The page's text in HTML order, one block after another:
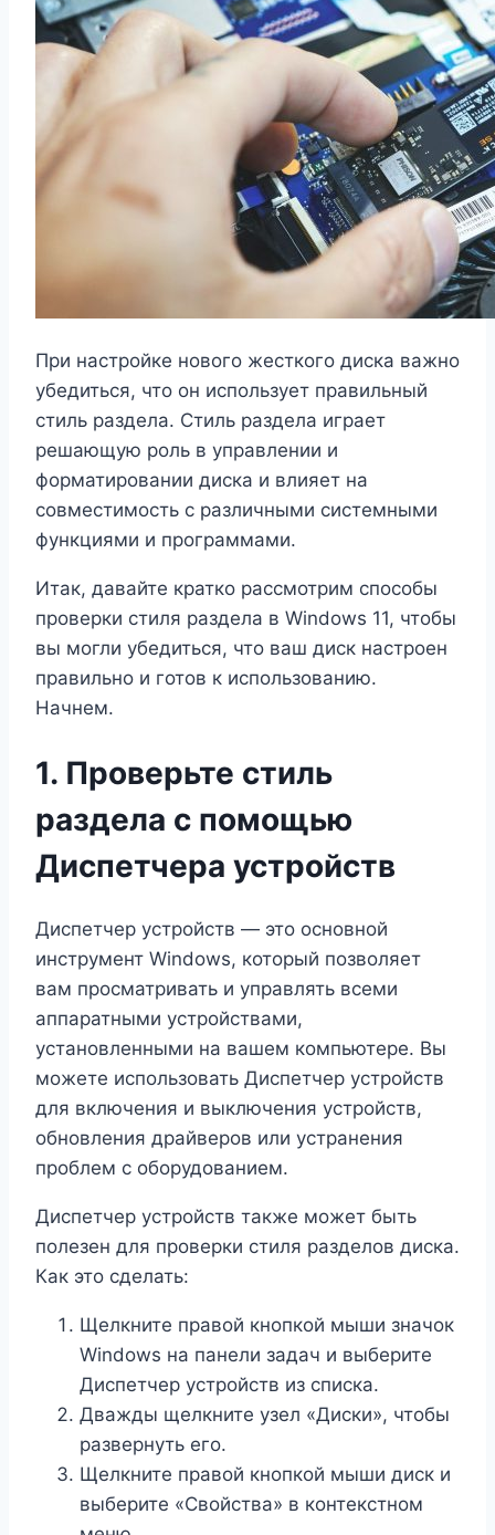
При настройке нового жесткого диска важно
убедиться, что он использует правильный
стиль раздела. Стиль раздела играет
решающую роль в управлении и
форматировании диска и влияет на
совместимость с различными системными
функциями и программами.
Итак, давайте кратко рассмотрим способы
проверки стиля раздела в Windows 11, чтобы
вы могли убедиться, что ваш диск настроен
правильно и готов к использованию.
Начнем.
1. Проверьте стиль
раздела с помощью
Диспетчера устройств
Диспетчер устройств — это основной
инструмент Windows, который позволяет
вам просматривать и управлять всеми
аппаратными устройствами,
установленными на вашем компьютере. Вы
можете использовать Диспетчер устройств
для включения и выключения устройств,
обновления драйверов или устранения
проблем с оборудованием.
Диспетчер устройств также может быть
полезен для проверки стиля разделов диска.
Как это сделать:
Щелкните правой кнопкой мыши значок
Windows на панели задач и выберите
Диспетчер устройств из списка.
Дважды щелкните узел «Диски», чтобы
развернуть его.
Щелкните правой кнопкой мыши диск и
выберите «Свойства» в контекстном